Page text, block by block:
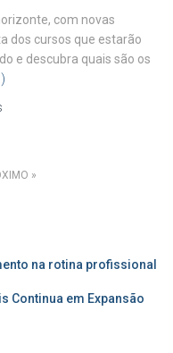
com novas
dos cursos que estarão
e descubra quais são os
na rotina profissional
Continua em Expansão